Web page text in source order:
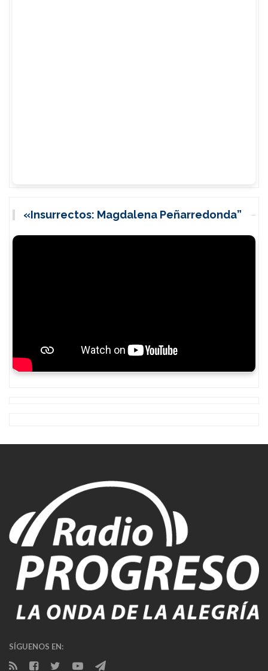
«Insurrectos: Magdalena Peñarredonda”
SÍGUENOS EN: